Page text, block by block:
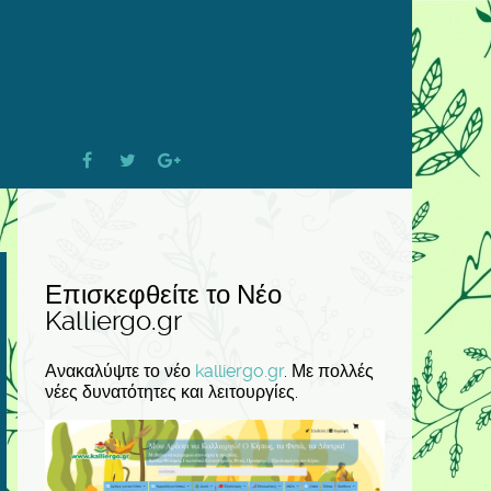
Επισκεφθείτε το Νέο
Kalliergo.gr
Ανακαλύψτε το νέο kalliergo.gr. Με πολλές
νέες δυνατότητες και λειτουργίες.